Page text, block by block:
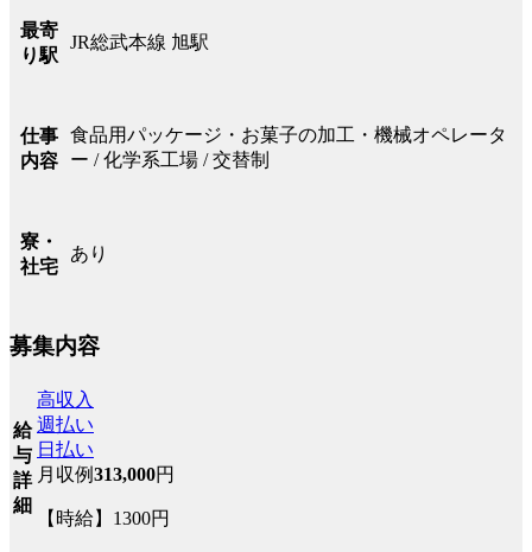
最寄
り駅
JR総武本線 旭駅
仕事
内容
食品用パッケージ・お菓子の加工・機械オペレータ
ー / 化学系工場 / 交替制
寮・
社宅
あり
募集内容
給
与
詳
細
高収入
週払い
日払い
月収例313,000円
【時給】1300円